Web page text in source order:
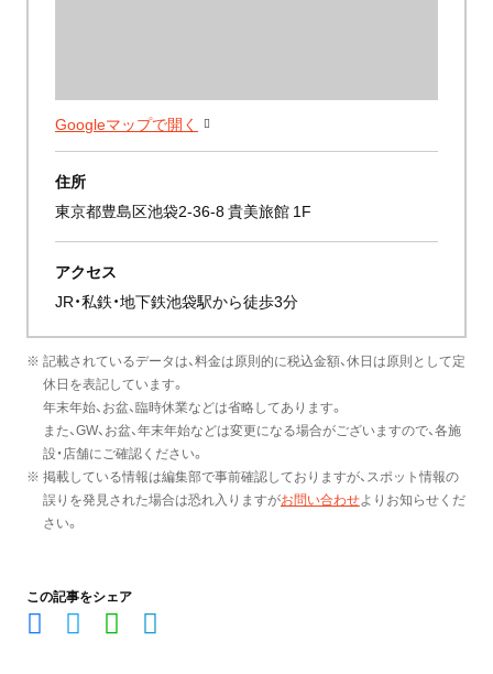
Googleマップで開く
住所
東京都豊島区池袋2-36-8 貴美旅館 1F
アクセス
JR・私鉄・地下鉄池袋駅から徒歩3分
※ 記載されているデータは、料金は原則的に税込金額、休日は原則として定
休日を表記しています。
年末年始、お盆、臨時休業などは省略してあります。
また、GW、お盆、年末年始などは変更になる場合がございますので、各施
設・店舗にご確認ください。
※ 掲載している情報は編集部で事前確認しておりますが、スポット情報の
誤りを発見された場合は恐れ入りますがお問い合わせよりお知らせくだ
さい。
この記事をシェア